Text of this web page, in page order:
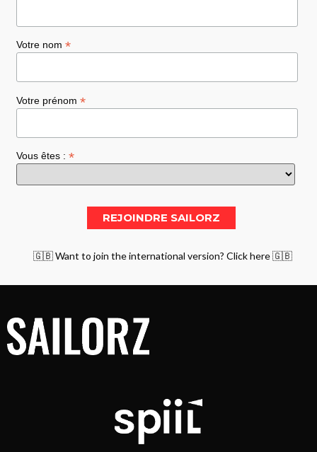
Votre nom *
Votre prénom *
Vous êtes : *
🇬🇧 Want to join the international version? Click here 🇬🇧